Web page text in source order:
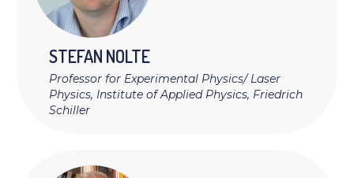
STEFAN NOLTE
Professor for Experimental Physics/ Laser
Physics, Institute of Applied Physics, Friedrich
Schiller